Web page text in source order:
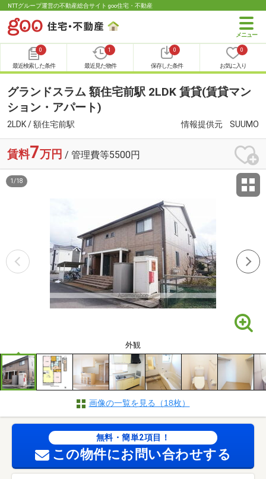
NTTグループ運営の不動産総合サイト goo住宅・不動産
0
最近検索した条件
1
最近見た物件
0
保存した条件
0
お気に入り
グランドスラム 額住宅前駅 2LDK 賃貸(賃貸マン
ション・アパート)
2LDK / 額住宅前駅 情報提供元 SUUMO
賃料7万円 / 管理費等5500円
外観
1 /18
画像の一覧を見る（18枚）
無料・簡単2項目！
この物件にお問い合わせする